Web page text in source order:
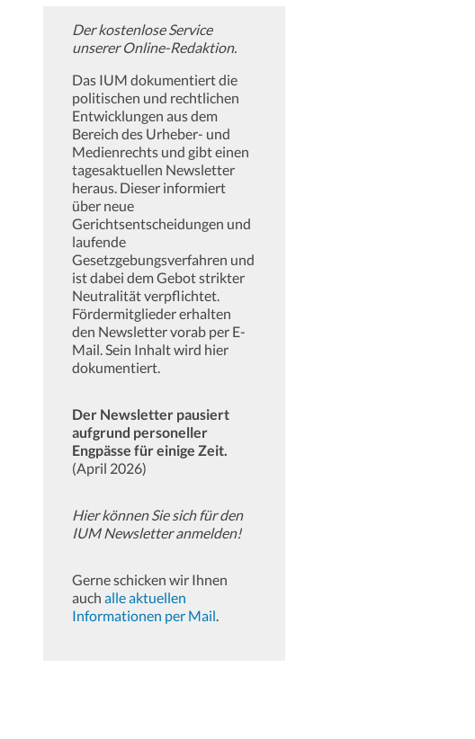
Der kostenlose Service
unserer Online-Redaktion.
Das IUM dokumentiert die
politischen und rechtlichen
Entwicklungen aus dem
Bereich des Urheber- und
Medienrechts und gibt einen
tagesaktuellen Newsletter
heraus. Dieser informiert
über neue
Gerichtsentscheidungen und
laufende
Gesetzgebungsverfahren und
ist dabei dem Gebot strikter
Neutralität verpflichtet.
Fördermitglieder erhalten
den Newsletter vorab per E-
Mail. Sein Inhalt wird hier
dokumentiert.
Der Newsletter pausiert
aufgrund personeller
Engpässe für einige Zeit.
(April 2026)
Hier können Sie sich für den
IUM Newsletter anmelden!
Gerne schicken wir Ihnen
auch alle aktuellen
Informationen per Mail.